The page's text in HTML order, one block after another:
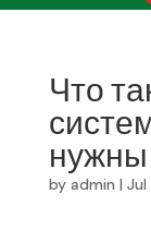
Что
нужны
by admin |